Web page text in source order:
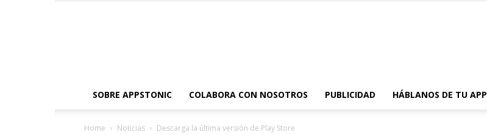
SOBRE APPSTONIC COLABORA CON NOSOTROS PUBLICIDAD HÁBLANOS DE TU APP
Home Noticias Descarga la última versión de Play Store